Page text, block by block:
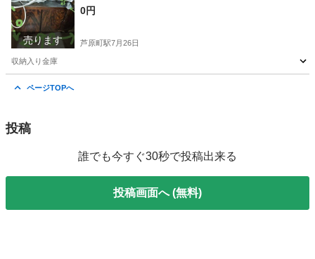
売ります
0円
芦原町駅7月26日
収納入り金庫
ページTOPへ
投稿
誰でも今すぐ30秒で投稿出来る
投稿画面へ (無料)